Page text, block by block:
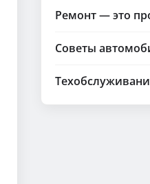
Ремонт — это
Советы